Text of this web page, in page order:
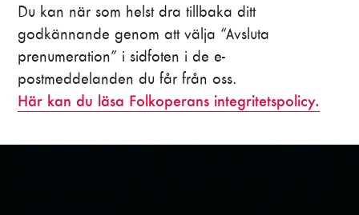
Du kan när som helst dra tillbaka ditt
godkännande genom att välja “Avsluta
prenumeration” i sidfoten i de e-
postmeddelanden du får från oss.
Här kan du läsa Folkoperans integritetspolicy.